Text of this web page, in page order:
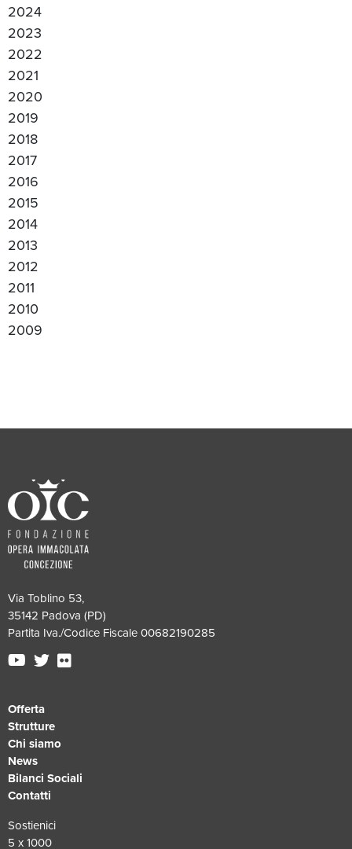
2024
2023
2022
2021
2020
2019
2018
2017
2016
2015
2014
2013
2012
2011
2010
2009
Via Toblino 53,
35142 Padova (PD)
Partita Iva./Codice Fiscale 00682190285
Offerta
Strutture
Chi siamo
News
Bilanci Sociali
Contatti
Sostienici
5 x 1000